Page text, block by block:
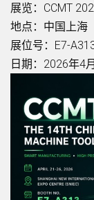
展览：CCMT
地点：中国上海
展位号：E7-
日期：2026年4月